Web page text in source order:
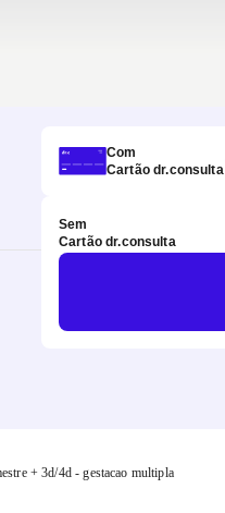
Com
Cartão dr.consulta
Sem
Cartão dr.consulta
+ 3d/4d - gestacao multipla